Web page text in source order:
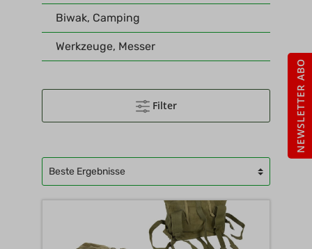
Biwak, Camping
Werkzeuge, Messer
Filter NEWSLETTER ABO